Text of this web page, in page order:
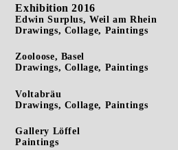
Exhibition 2016
Edwin Surplus, Weil am Rhein
Drawings, Collage, Paintings
Zooloose, Basel
Drawings, Collage, Paintings
Voltabräu
Drawings, Collage, Paintings
Gallery Löffel
Paintings